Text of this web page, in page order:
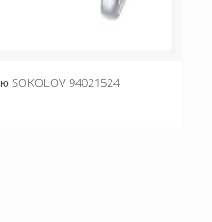
SOKOLOV 94021524